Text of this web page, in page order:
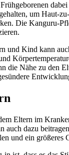
um Haut-
Die Kanguru-
und Kind kann
die Nähe zu den
Eltern im
dazu
und ein größeres